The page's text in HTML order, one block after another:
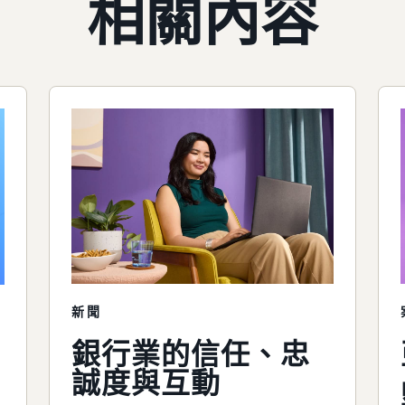
相關內容
新聞
銀行業的信任、忠
誠度與互動